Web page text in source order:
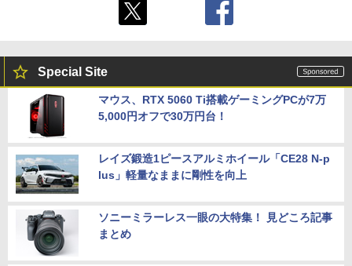
Special Site
マウス、RTX 5060 Ti搭載ゲーミングPCが7万
5,000円オフで30万円台！
レイズ鍛造1ピースアルミホイール「CE28 N-p
lus」軽量なままに剛性を向上
ソニーミラーレス一眼の大特集！ 見どころ記事
まとめ